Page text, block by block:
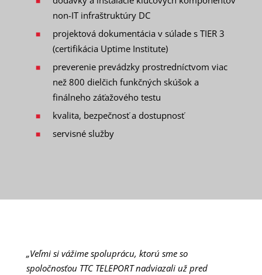
non-IT infraštruktúry DC
projektová dokumentácia v súlade s TIER 3
(certifikácia Uptime Institute)
preverenie prevádzky prostredníctvom viac
než 800 dielčich funkčných skúšok a
finálneho záťažového testu
kvalita, bezpečnosť a dostupnosť
servisné služby
„Veľmi si vážime spoluprácu, ktorú sme so
spoločnosťou TTC TELEPORT nadviazali už pred